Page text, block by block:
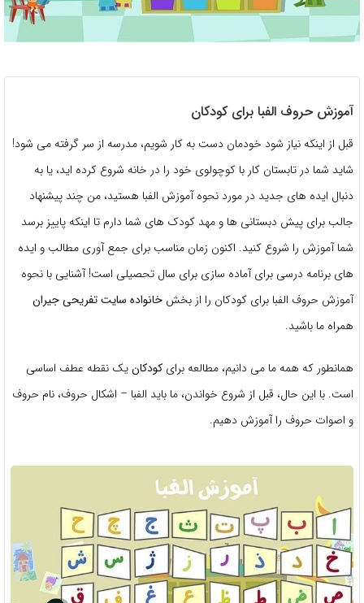
آموزش حروف الفبا برای کودکان
قبل از اینکه نیاز شود خودمان دست به کار شویم، مدرسه از سر گرفته می شود!
شاید شما در تابستان کار با کوچولوی خود را در خانه شروع کرده اید، یا به
دنبال ایده های جدید در مورد نحوه آموزش الفبا هستید، من چند پیشنهاد
جالب برای پیش دبستانی ها و مهد کودک های شما دارم تا اینکه پاییز برسد
شما آموزش را شروع کنید. اکنون زمان مناسب برای جمع آوری مطالب و ایده
های برنامه درسی برای آماده سازی برای سال تحصیلی است! آشنایی با نحوه
آموزش حروف الفبا برای کودکان را از بخش خانواده سایت تفریحی جیران
همراه ما باشید.
همانطور که همه ما می دانیم، مطالعه برای کودکانیک نقطه عطف اساسی
است. با این حال، قبل از شروع خواندن، ما باید الفبا – اشکال حروف، نام حروف
و اصوات حروف را آموزش دهیم.